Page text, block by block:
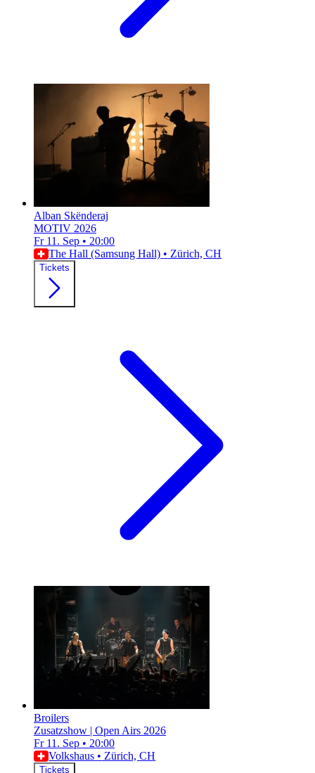
Alban Skënderaj
MOTIV 2026
Fr 11. Sep • 20:00
The Hall (Samsung Hall) • Zürich, CH
Tickets
Broilers
Zusatzshow | Open Airs 2026
Fr 11. Sep • 20:00
Volkshaus • Zürich, CH
Tickets